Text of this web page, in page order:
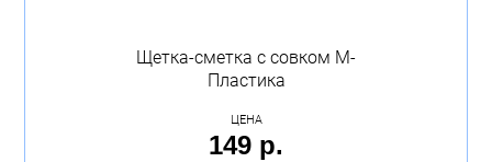
Щетка-сметка с совком М-
Пластика
ЦЕНА
149 р.